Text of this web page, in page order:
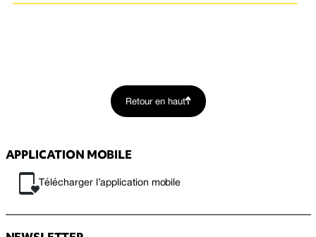
Retour en haut
APPLICATION MOBILE
Télécharger l’application mobile